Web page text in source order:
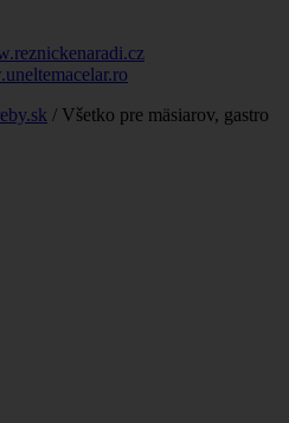
/ Všetko pre mäsiarov, gastro